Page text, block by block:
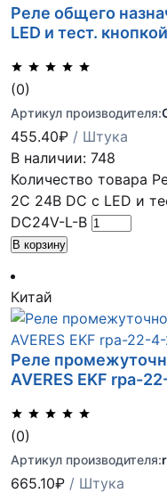
Реле общего
LED и тест.
(0)
Артикул производителя:
455.40₽ / Штука
В наличии: 748
Количество товара
2C 24В DC с LED и
DC24V-L-B
В корзину
Китай
Реле
AVERES EKF rpa-
(0)
Артикул производителя:
665.10₽ / Штука